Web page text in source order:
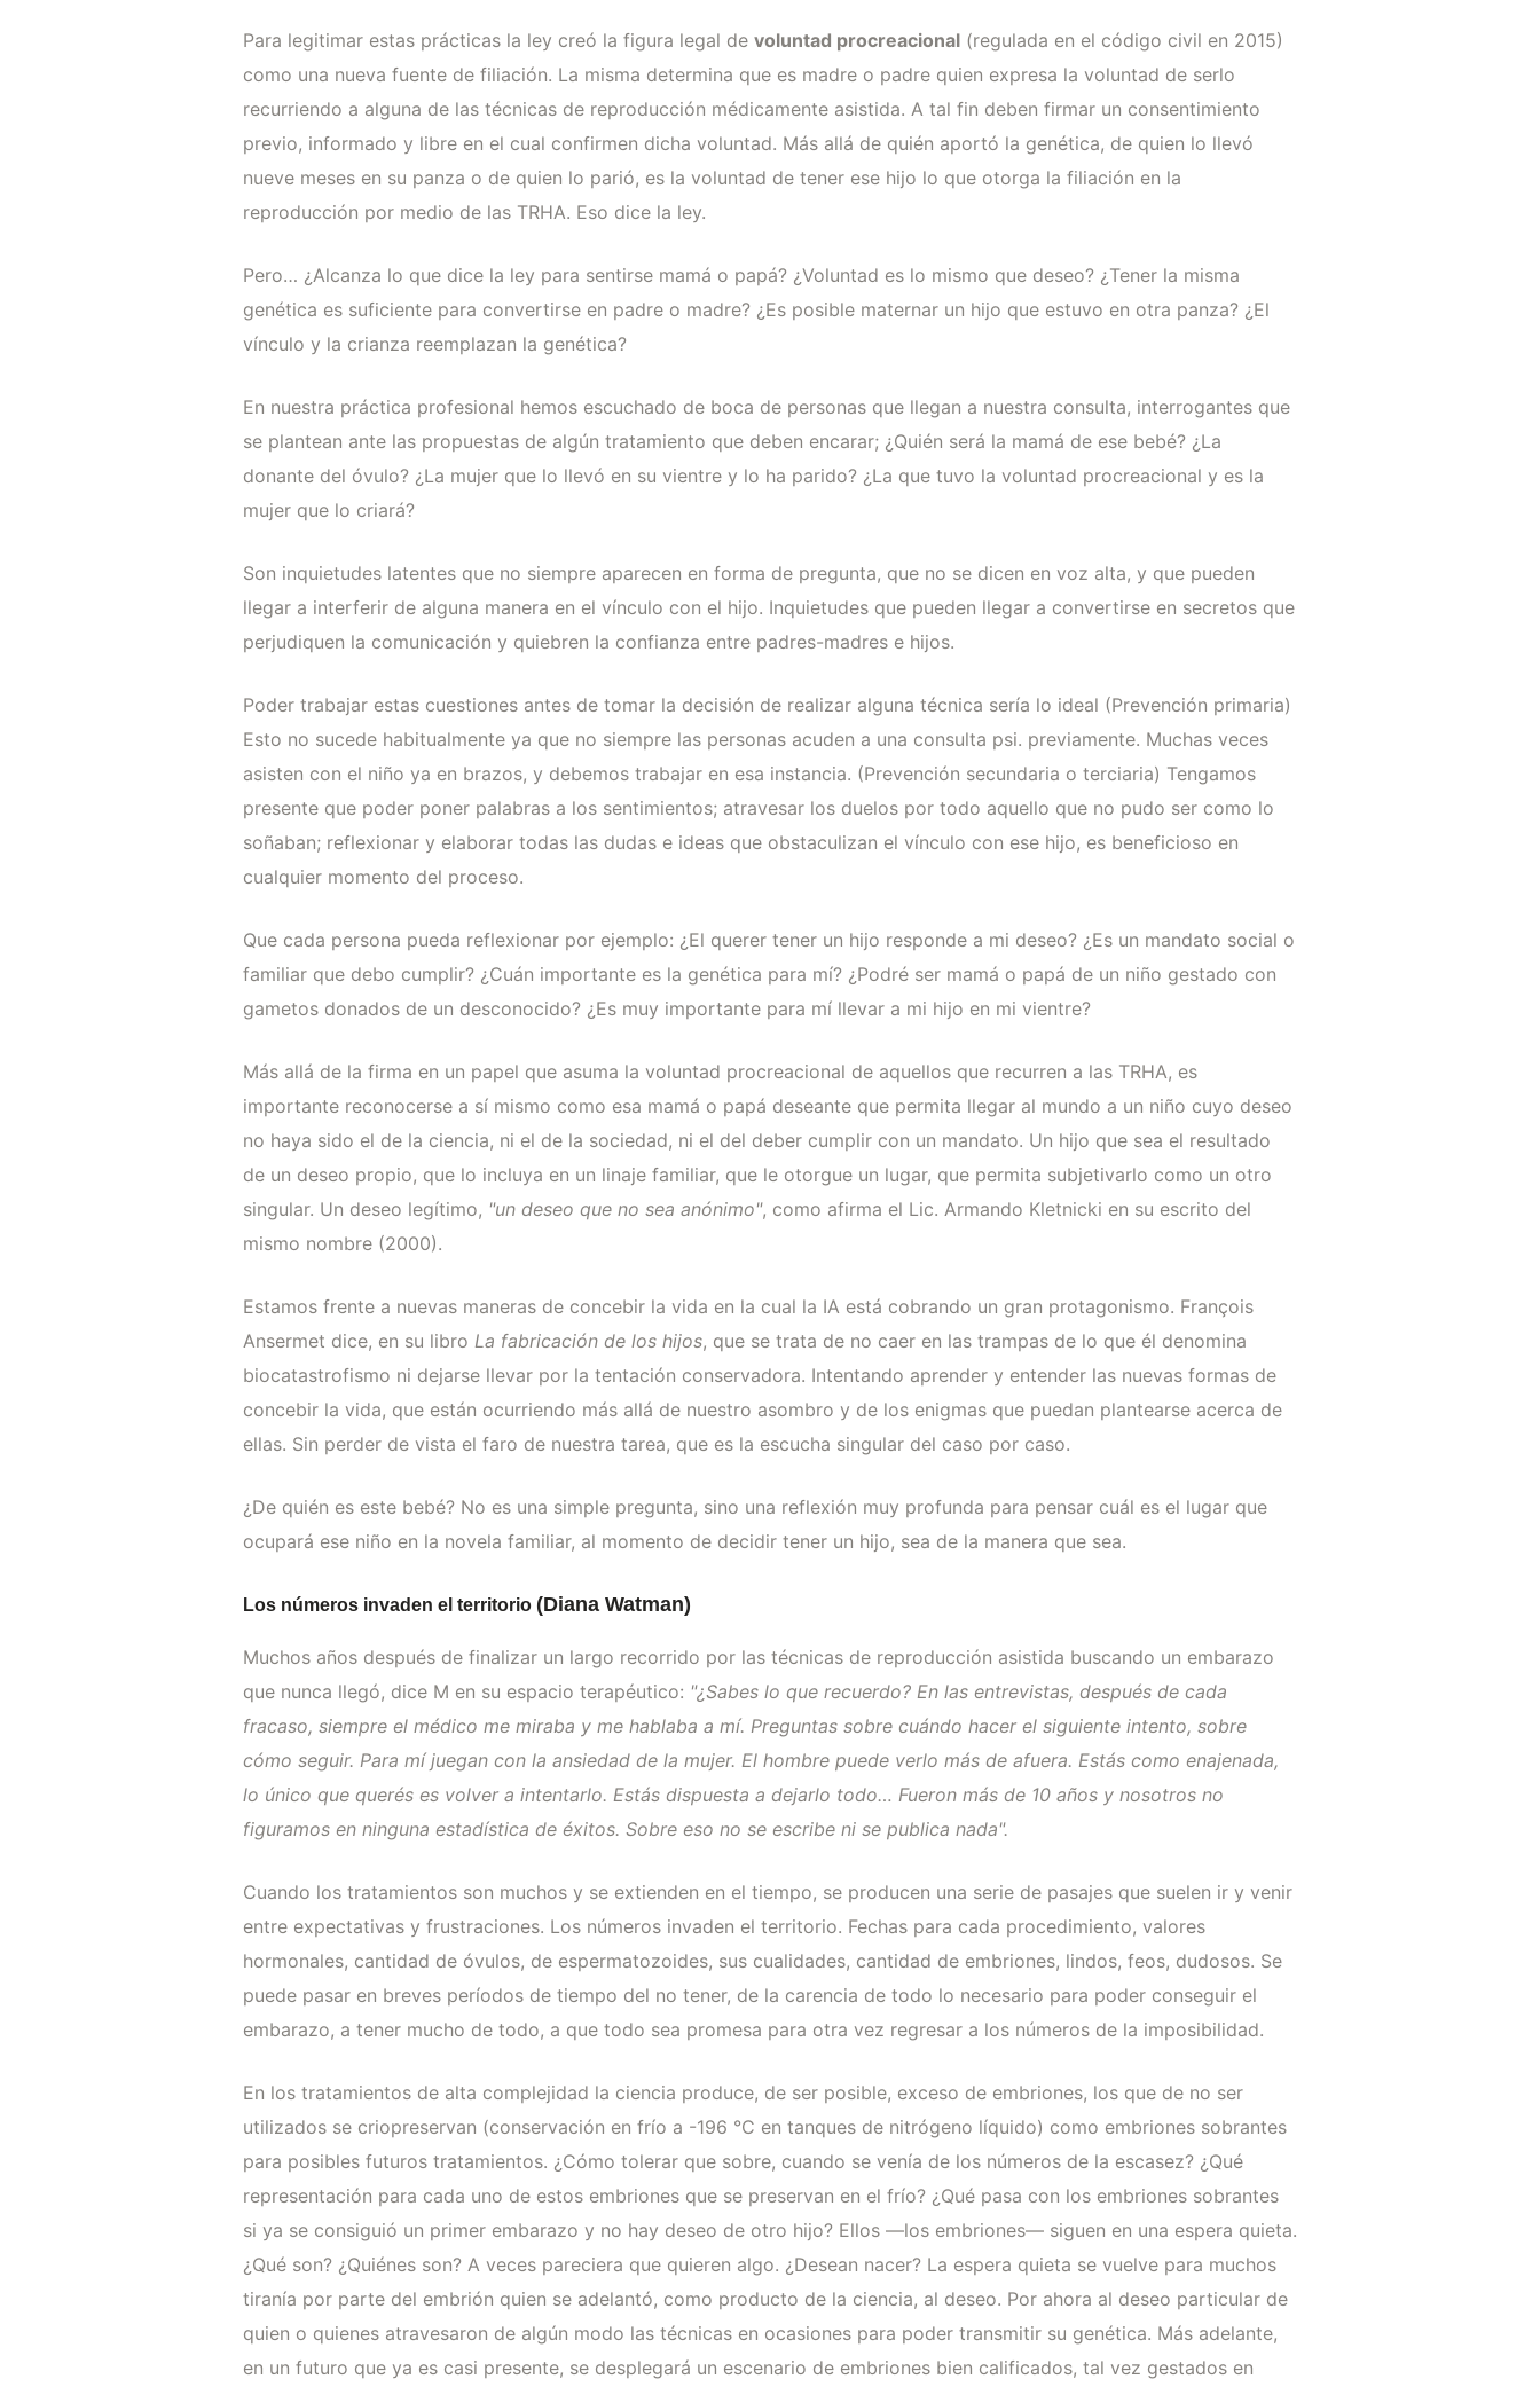
Para legitimar estas prácticas la ley creó la figura legal de voluntad procreacional (regulada en el código civil en 2015)
como una nueva fuente de filiación. La misma determina que es madre o padre quien expresa la voluntad de serlo
recurriendo a alguna de las técnicas de reproducción médicamente asistida. A tal fin deben firmar un consentimiento
previo, informado y libre en el cual confirmen dicha voluntad. Más allá de quién aportó la genética, de quien lo llevó
nueve meses en su panza o de quien lo parió, es la voluntad de tener ese hijo lo que otorga la filiación en la
reproducción por medio de las TRHA. Eso dice la ley.
Pero… ¿Alcanza lo que dice la ley para sentirse mamá o papá? ¿Voluntad es lo mismo que deseo? ¿Tener la misma
genética es suficiente para convertirse en padre o madre? ¿Es posible maternar un hijo que estuvo en otra panza? ¿El
vínculo y la crianza reemplazan la genética?
En nuestra práctica profesional hemos escuchado de boca de personas que llegan a nuestra consulta, interrogantes que
se plantean ante las propuestas de algún tratamiento que deben encarar; ¿Quién será la mamá de ese bebé? ¿La
donante del óvulo? ¿La mujer que lo llevó en su vientre y lo ha parido? ¿La que tuvo la voluntad procreacional y es la
mujer que lo criará?
Son inquietudes latentes que no siempre aparecen en forma de pregunta, que no se dicen en voz alta, y que pueden
llegar a interferir de alguna manera en el vínculo con el hijo. Inquietudes que pueden llegar a convertirse en secretos que
perjudiquen la comunicación y quiebren la confianza entre padres-madres e hijos.
Poder trabajar estas cuestiones antes de tomar la decisión de realizar alguna técnica sería lo ideal (Prevención primaria)
Esto no sucede habitualmente ya que no siempre las personas acuden a una consulta psi. previamente. Muchas veces
asisten con el niño ya en brazos, y debemos trabajar en esa instancia. (Prevención secundaria o terciaria) Tengamos
presente que poder poner palabras a los sentimientos; atravesar los duelos por todo aquello que no pudo ser como lo
soñaban; reflexionar y elaborar todas las dudas e ideas que obstaculizan el vínculo con ese hijo, es beneficioso en
cualquier momento del proceso.
Que cada persona pueda reflexionar por ejemplo: ¿El querer tener un hijo responde a mi deseo? ¿Es un mandato social o
familiar que debo cumplir? ¿Cuán importante es la genética para mí? ¿Podré ser mamá o papá de un niño gestado con
gametos donados de un desconocido? ¿Es muy importante para mí llevar a mi hijo en mi vientre?
Más allá de la firma en un papel que asuma la voluntad procreacional de aquellos que recurren a las TRHA, es
importante reconocerse a sí mismo como esa mamá o papá deseante que permita llegar al mundo a un niño cuyo deseo
no haya sido el de la ciencia, ni el de la sociedad, ni el del deber cumplir con un mandato. Un hijo que sea el resultado
de un deseo propio, que lo incluya en un linaje familiar, que le otorgue un lugar, que permita subjetivarlo como un otro
singular. Un deseo legítimo, "un deseo que no sea anónimo", como afirma el Lic. Armando Kletnicki en su escrito del
mismo nombre (2000).
Estamos frente a nuevas maneras de concebir la vida en la cual la IA está cobrando un gran protagonismo. François
Ansermet dice, en su libro La fabricación de los hijos, que se trata de no caer en las trampas de lo que él denomina
biocatastrofismo ni dejarse llevar por la tentación conservadora. Intentando aprender y entender las nuevas formas de
concebir la vida, que están ocurriendo más allá de nuestro asombro y de los enigmas que puedan plantearse acerca de
ellas. Sin perder de vista el faro de nuestra tarea, que es la escucha singular del caso por caso.
¿De quién es este bebé? No es una simple pregunta, sino una reflexión muy profunda para pensar cuál es el lugar que
ocupará ese niño en la novela familiar, al momento de decidir tener un hijo, sea de la manera que sea.
Los números invaden el territorio (Diana Watman)
Muchos años después de finalizar un largo recorrido por las técnicas de reproducción asistida buscando un embarazo
que nunca llegó, dice M en su espacio terapéutico: "¿Sabes lo que recuerdo? En las entrevistas, después de cada
fracaso, siempre el médico me miraba y me hablaba a mí. Preguntas sobre cuándo hacer el siguiente intento, sobre
cómo seguir. Para mí juegan con la ansiedad de la mujer. El hombre puede verlo más de afuera. Estás como enajenada,
lo único que querés es volver a intentarlo. Estás dispuesta a dejarlo todo… Fueron más de 10 años y nosotros no
figuramos en ninguna estadística de éxitos. Sobre eso no se escribe ni se publica nada".
Cuando los tratamientos son muchos y se extienden en el tiempo, se producen una serie de pasajes que suelen ir y venir
entre expectativas y frustraciones. Los números invaden el territorio. Fechas para cada procedimiento, valores
hormonales, cantidad de óvulos, de espermatozoides, sus cualidades, cantidad de embriones, lindos, feos, dudosos. Se
puede pasar en breves períodos de tiempo del no tener, de la carencia de todo lo necesario para poder conseguir el
embarazo, a tener mucho de todo, a que todo sea promesa para otra vez regresar a los números de la imposibilidad.
En los tratamientos de alta complejidad la ciencia produce, de ser posible, exceso de embriones, los que de no ser
utilizados se criopreservan (conservación en frío a -196 °C en tanques de nitrógeno líquido) como embriones sobrantes
para posibles futuros tratamientos. ¿Cómo tolerar que sobre, cuando se venía de los números de la escasez? ¿Qué
representación para cada uno de estos embriones que se preservan en el frío? ¿Qué pasa con los embriones sobrantes
si ya se consiguió un primer embarazo y no hay deseo de otro hijo? Ellos —los embriones— siguen en una espera quieta.
¿Qué son? ¿Quiénes son? A veces pareciera que quieren algo. ¿Desean nacer? La espera quieta se vuelve para muchos
tiranía por parte del embrión quien se adelantó, como producto de la ciencia, al deseo. Por ahora al deseo particular de
quien o quienes atravesaron de algún modo las técnicas en ocasiones para poder transmitir su genética. Más adelante,
en un futuro que ya es casi presente, se desplegará un escenario de embriones bien calificados, tal vez gestados en